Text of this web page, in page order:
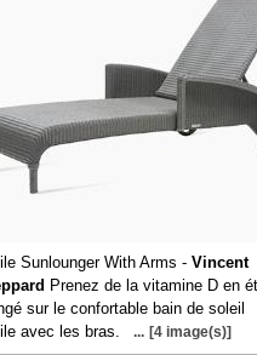
Sunlounger With Arms - Vincent
Prenez de la vitamine D en
sur le confortable bain de soleil
avec les bras.
... [4 image(s)]